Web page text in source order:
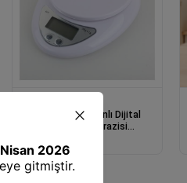
BUFFER® LCD Ekranlı Dijital
Hassas Mutfak Terazisi